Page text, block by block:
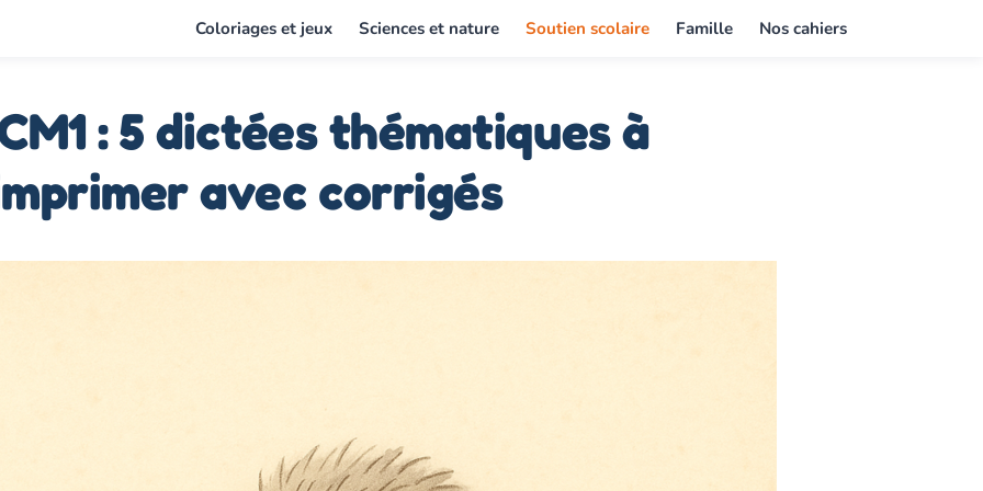
Coloriages et jeux Sciences et nature Soutien scolaire Famille Nos cahiers
: 5 dictées thématiques à
avec corrigés